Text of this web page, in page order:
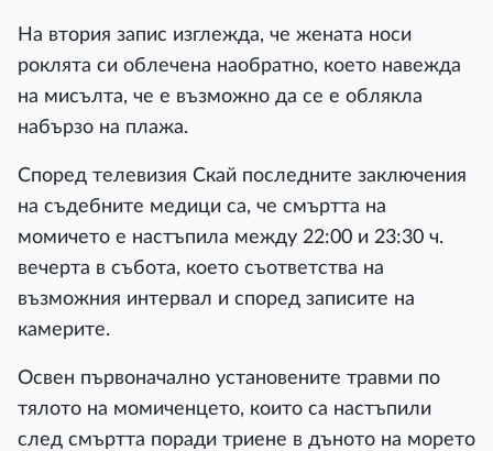
На втория запис изглежда, че жената носи
роклята си облечена наобратно, което навежда
на мисълта, че е възможно да се е облякла
набързо на плажа.
Според телевизия Скай последните заключения
на съдебните медици са, че смъртта на
момичето е настъпила между 22:00 и 23:30 ч.
вечерта в събота, което съответства на
възможния интервал и според записите на
камерите.
Освен първоначално установените травми по
тялото на момиченцето, които са настъпили
след смъртта поради триене в дъното на морето